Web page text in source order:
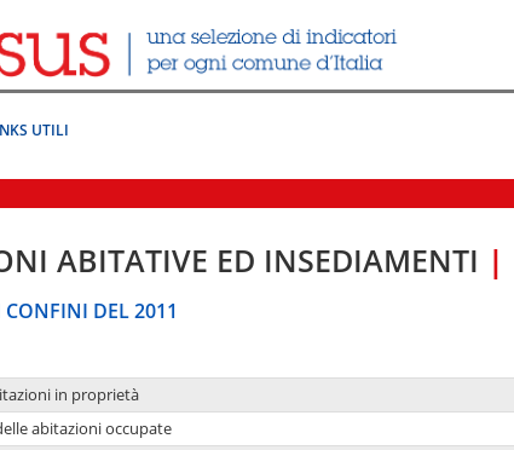
UTILI
ABITATIVE ED INSEDIAMENTI |
DEL 2011
in proprietà
abitazioni occupate